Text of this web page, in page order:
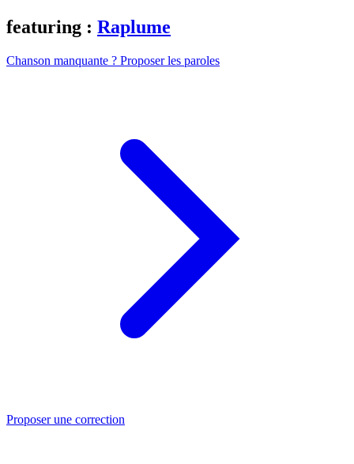
featuring : Raplume
Chanson manquante ? Proposer les paroles
Proposer une correction